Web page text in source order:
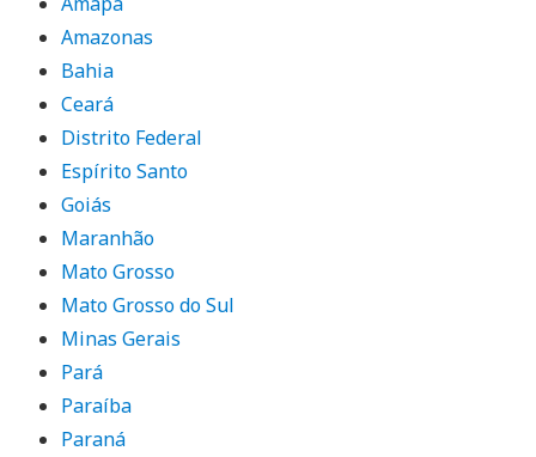
Amazonas
Bahia
Ceará
Distrito Federal
Espírito Santo
Goiás
Maranhão
Mato Grosso
Mato Grosso do Sul
Minas Gerais
Pará
Paraíba
Paraná